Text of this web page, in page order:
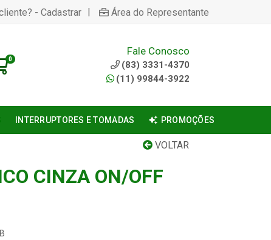
- Cadastrar | Área do Representante
0
Fale Conosco
(83) 3331-4370
(11) 99844-3922
INTERRUPTORES E TOMADAS PROMOÇÕES
VOLTAR
CINZA ON/OFF